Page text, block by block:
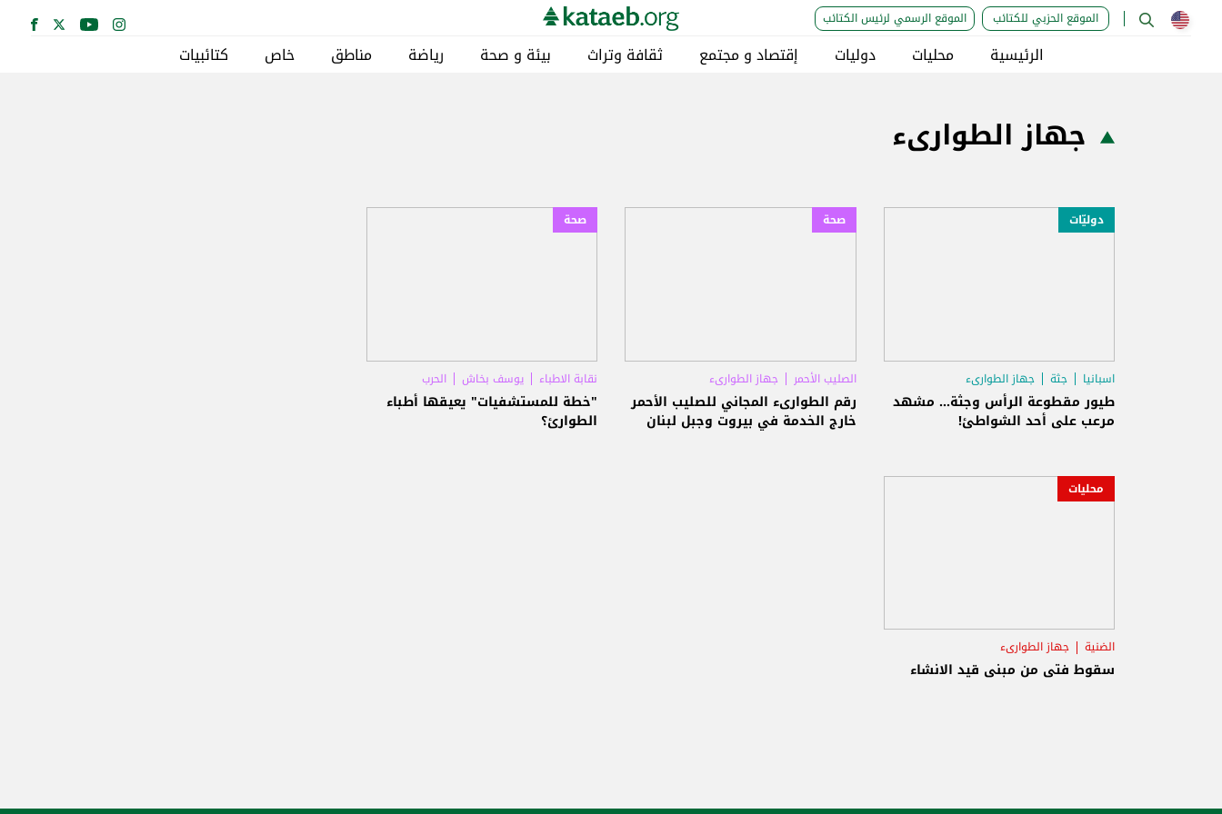
الموقع الحزبي للكتائب الموقع الرسمي لرئيس الكتائب
الرئيسية محليات دوليات إقتصاد و مجتمع ثقافة وتراث بيئة و صحة رياضة مناطق خاص كتائبيات
جهاز الطوارىء
دوليّات
اسبانيا جثة جهاز الطوارىء
طيور مقطوعة الرأس وجثة... مشهد
مرعب على أحد الشواطئ!
صحة
الصليب الأحمر جهاز الطوارىء
رقم الطوارىء المجاني للصليب الأحمر
خارج الخدمة في بيروت وجبل لبنان
صحة
نقابة الاطباء يوسف بخاش الحرب
"خطة للمستشفيات" يعيقها أطباء
الطوارئ؟
محليات
الضنية جهاز الطوارىء
سقوط فتى من مبنى قيد الانشاء